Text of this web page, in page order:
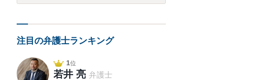
注目の弁護士ランキング
1位
若井 亮 弁護士